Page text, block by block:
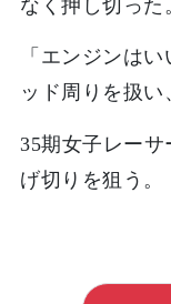
なく押し切った
「エンジンは
ッド周りを扱い
35期女子レー
げ切りを狙う。